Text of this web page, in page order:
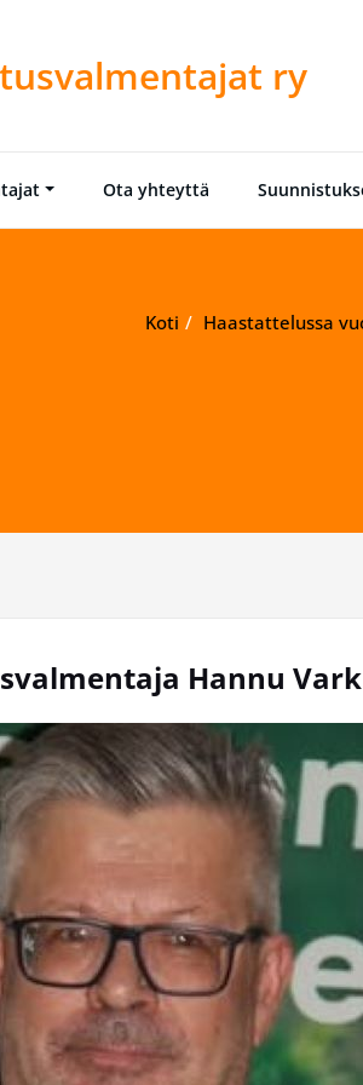
ry
Ota yhteyttä
Koti Haastattelussa
Hannu